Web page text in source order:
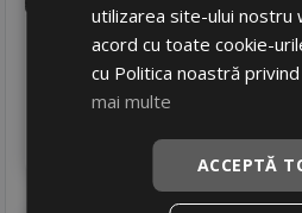
598 RON
utilizarea site-ului nostru
acord cu toate cookie-
cu Politica noastră
mai multe
ACCEPTĂ